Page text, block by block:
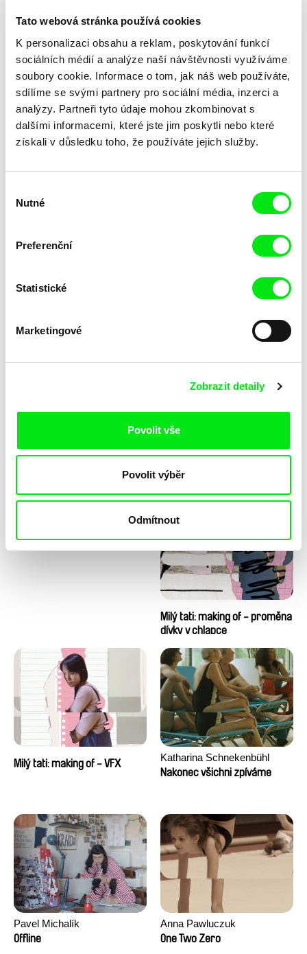
Tato webová stránka používá cookies
K personalizaci obsahu a reklam, poskytování funkcí
sociálních médií a analýze naší návštěvnosti využíváme
soubory cookie. Informace o tom, jak náš web používáte,
sdílíme se svými partnery pro sociální média, inzerci a
analýzy. Partneři tyto údaje mohou zkombinovat s
dalšími informacemi, které jste jim poskytli nebo které
získali v důsledku toho, že používáte jejich služby.
souhlasu
Nutné
Preferenční
Statistické
Marketingové
Zobrazit detaily
Povolit vše
Povolit výběr
Odmítnout
Brownem
Milý tati: making of - animace
Milý tati: making of - proměna
dívky v chlapce
Milý tati: making of - VFX
Katharina Schnekenbühl
Nakonec všichni zpíváme
Pavel Michalík
Offline
Anna Pawluczuk
One Two Zero